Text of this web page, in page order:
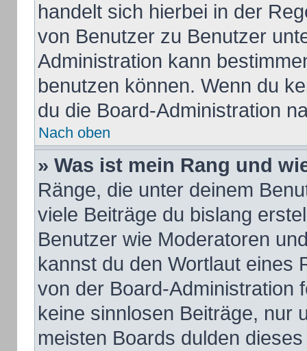
handelt sich hierbei in der
von Benutzer zu Benutzer
Administration kann
benutzen können. Wenn du
du die Board-Administration
Nach oben
» Was ist mein Rang und
Ränge, die unter deinem
viele Beiträge du bislang
Benutzer wie Moderatoren
kannst du den Wortlaut eines
von der Board-Administration
keine sinnlosen Beiträge,
meisten Boards dulden